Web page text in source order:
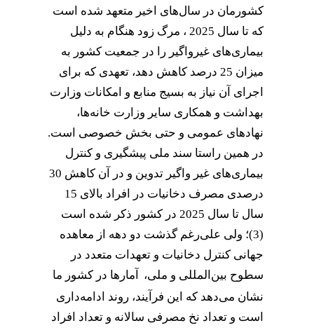
کشورمان در سال‌های اخیر متعهد شده است
که تا سال 2025 ، مرگ زود هنگام به دلیل
بیماری‌های غیرواگیر را در جمعیت کشور به
میزان 25 درصد کاهش دهد، تعهدی که برای
اجرای آن نیاز به بسیج منابع و امکانات وزارت
بهداشت و همکاری سایر وزارت خانه‌ها،
نهادهای عمومی و حتی بخش خصوصی است.
در همین راستا سند ملی پیشگیری و کنترل
بیماری‌های غیر واگیر تدوین و در آن کاهش 30
درصدی مصرف دخانیات در افراد بالای 15
سال تا سال 2025 در کشور ذکر شده است
(3)؛ ولی علی‌رغم گذشت دو دهه از معاهده
جهانی کنترل دخانیات و تعهدات متعدد در
سطوح بین‌المللی و ملی،آمار‌ها در کشور ما
نشان می‌دهد که این فرآیند، روند ادامه‌داری
است و تعداد نخ مصرفی سالانه و تعداد افراد